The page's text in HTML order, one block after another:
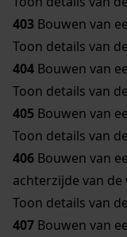
403 Bouwen van
Toon details van
404 Bouwen van
Toon details van
405 Bouwen van
Toon details van
406 Bouwen van
achterzijde van de
Toon details van
407 Bouwen van